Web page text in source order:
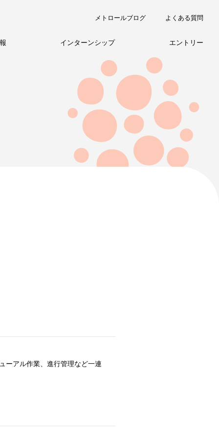
メトロールブログ よくある質問
インターンシップ エントリー
ーアル作業、進行管理など一連